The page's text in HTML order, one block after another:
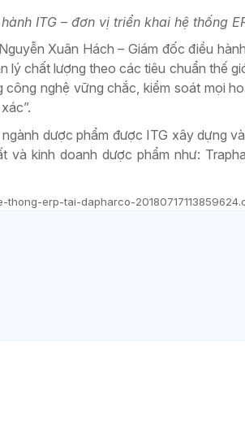
ITG – đơn vị triển khai hệ thống
Xuân Hách – Giám đốc điều
lý chất lượng theo các tiêu chuẩn thế
nghệ vững chắc, kiểm soát mọi
dược phẩm được ITG xây dựng
kinh doanh dược phẩm như:
erp-tai-dapharco-